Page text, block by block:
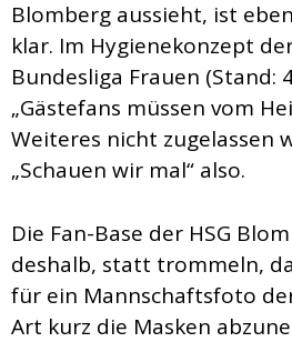
Blomberg aussieht, ist
klar. Im Hygienekonzept
Bundesliga Frauen (Stand:
„Gästefans müssen vom
Weiteres nicht zugelassen
„Schauen wir mal“ also.
Die Fan-Base der HSG
deshalb, statt trommeln,
für ein Mannschaftsfoto
Art kurz die Masken